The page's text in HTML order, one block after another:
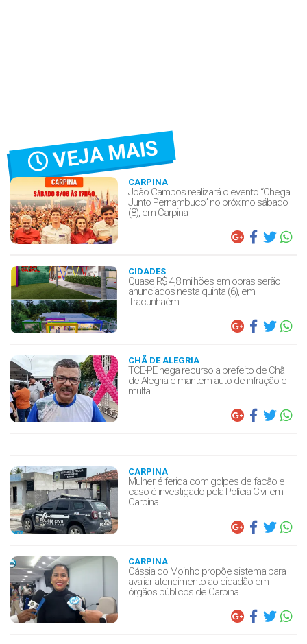
VEJA MAIS
CARPINA
João Campos realizará o evento “Chega
Junto Pernambuco” no próximo sábado
(8), em Carpina
CIDADES
Quase R$ 4,8 milhões em obras serão
anunciados nesta quinta (6), em
Tracunhaém
CHÃ DE ALEGRIA
TCE-PE nega recurso a prefeito de Chã
de Alegria e mantem auto de infração e
multa
CARPINA
Mulher é ferida com golpes de facão e
caso é investigado pela Polícia Civil em
Carpina
CARPINA
Cássia do Moinho propõe sistema para
avaliar atendimento ao cidadão em
órgãos públicos de Carpina